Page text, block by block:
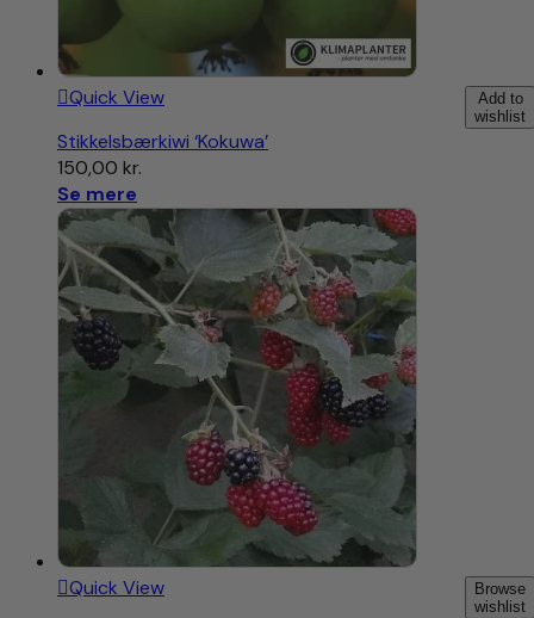
Add to
wishlist
Quick View
Stikkelsbærkiwi ‘Kokuwa’
150,00 kr.
Se mere
Browse
wishlist
Quick View